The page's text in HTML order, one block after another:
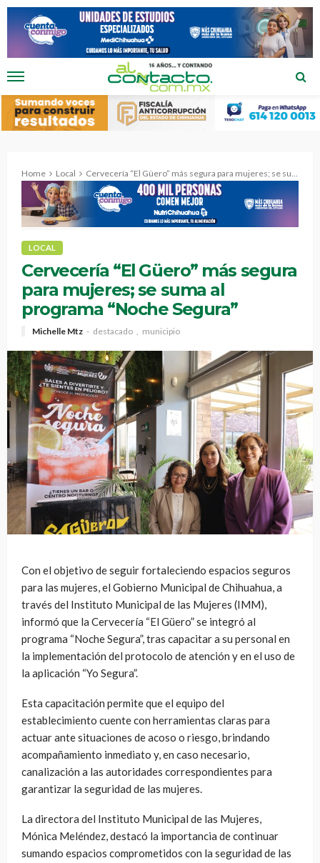
Home Local Cervecería “El Güero” más segura para mujeres; se suma al programa “Noche Segura”
LOCAL
Cervecería “El Güero” más segura
para mujeres; se suma al
programa “Noche Segura”
Michelle Mtz destacado municipio
Con el objetivo de seguir fortaleciendo espacios seguros
para las mujeres, el Gobierno Municipal de Chihuahua, a
través del Instituto Municipal de las Mujeres (IMM),
informó que la Cervecería “El Güero” se integró al
programa “Noche Segura”, tras capacitar a su personal en
la implementación del protocolo de atención y en el uso de
la aplicación “Yo Segura”.
Esta capacitación permite que el equipo del
establecimiento cuente con herramientas claras para
actuar ante situaciones de acoso o riesgo, brindando
acompañamiento inmediato y, en caso necesario,
canalización a las autoridades correspondientes para
garantizar la seguridad de las mujeres.
La directora del Instituto Municipal de las Mujeres,
Mónica Meléndez, destacó la importancia de continuar
sumando espacios comprometidos con la seguridad de las